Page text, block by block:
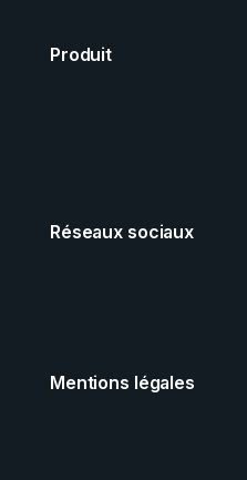
Produit
Réseaux sociaux
Mentions légales